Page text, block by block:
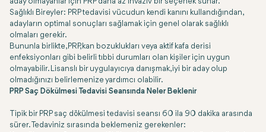
Sağlıklı Bireyler: PRP tedavisi vücudun kendi kanını kullandığından,
adayların optimal sonuçları sağlamak için genel olarak sağlıklı
olmaları gerekir.
Bununla birlikte, PRP, kan bozuklukları veya aktif kafa derisi
enfeksiyonları gibi belirli tıbbi durumları olan kişiler için uygun
olmayabilir. Lisanslı bir uygulayıcıya danışmak, iyi bir aday olup
olmadığınızı belirlemenize yardımcı olabilir.
PRP Saç Dökülmesi Tedavisi Seansında Neler Beklenir
Tipik bir PRP saç dökülmesi tedavisi seansı 60 ila 90 dakika arasında
sürer. Tedaviniz sırasında beklemeniz gerekenler: